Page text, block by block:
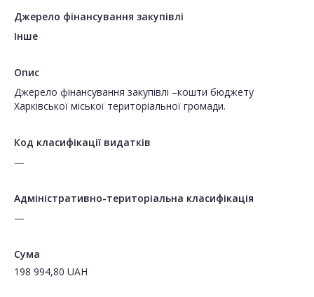
Джерело фінансування закупівлі
Інше
Опис
Джерело фінансування закупівлі –кошти бюджету
Харківської міської територіальної громади.
Код класифікації видатків
—
Адміністративно-територіальна класифікація
—
Сума
198 994,80 UAH